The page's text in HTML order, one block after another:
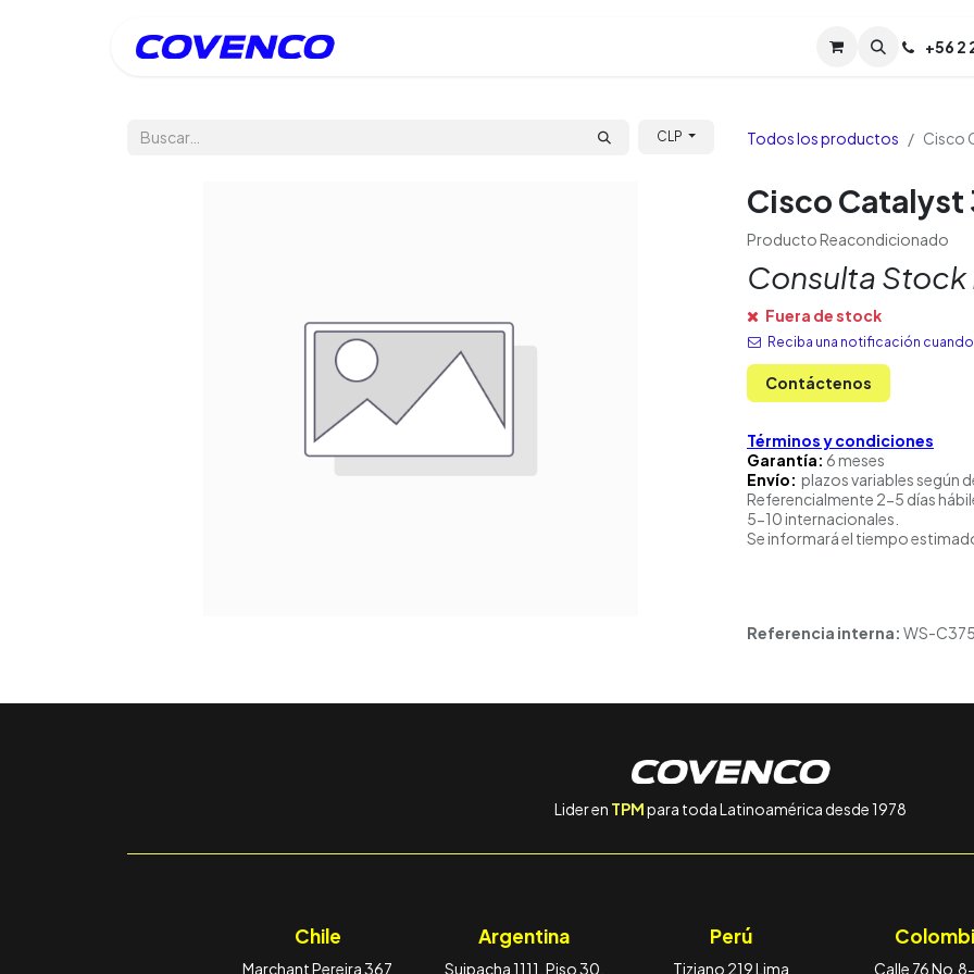
Soporte TPM (CL) +56 2
CLP Todos los productos Cisco
Cisco Catalyst
Producto Reacondicionado
Consulta
Fuera de stock
Reciba una notificación
Contáctenos
Términos y condiciones
Garantía: 6 meses
Envío: plazos variables según
Referencialmente 2-5 días
5-10 internacionales.
Se informará el tiempo
Referencia interna: WS-
Lider en TPMpara toda Latinoamérica desde 1978
Chile
Marchant Pereira 367
Argentina
Suipacha 1111, Piso 30,
Perú
Tiziano 219 Lima Calle 76